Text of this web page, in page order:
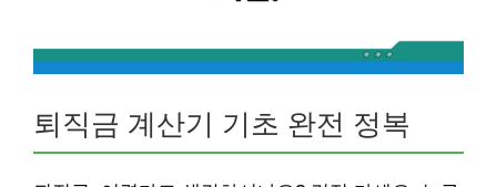
퇴직금 계산기 기초 완전 정복